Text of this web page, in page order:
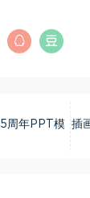
周年PPT模
插